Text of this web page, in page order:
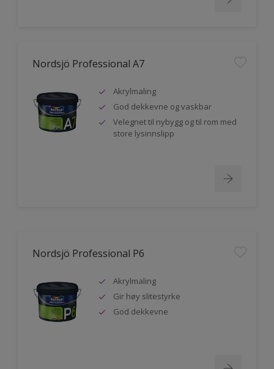
Nordsjö Professional A7
Akrylmaling
God dekkevne og vaskbar
Velegnet til nybygg og til rom med
store lysinnslipp
Nordsjö Professional P6
Akrylmaling
Gir høy slitestyrke
God dekkevne